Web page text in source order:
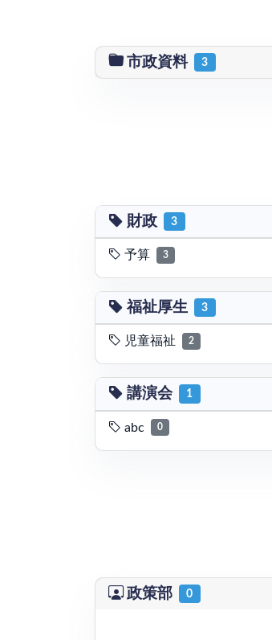
市政資料 3
財政 3
予算 3
福祉厚生 3
児童福祉 2
講演会 1
abc 0
政策部 0